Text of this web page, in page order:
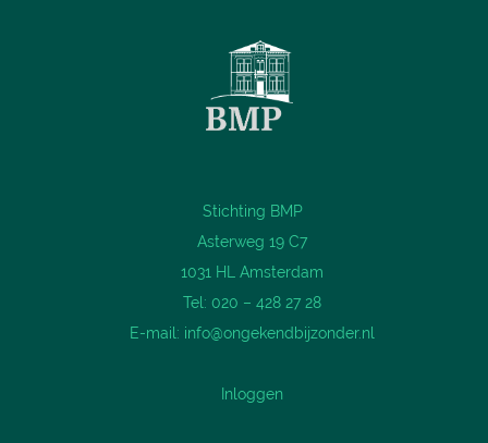
Stichting BMP
Asterweg 19 C7
1031 HL Amsterdam
Tel: 020 – 428 27 28
E-mail: info@ongekendbijzonder.nl
Inloggen